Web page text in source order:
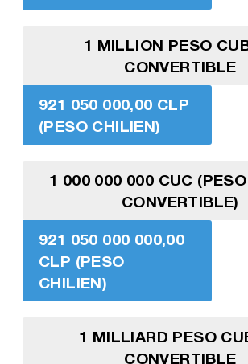
1 MILLION PESO
CONVERTIBLE
921 050 000,00 CLP
(PESO CHILIEN)
1 000 000 000 CUC
CONVERTIBLE)
921 050 000 000,00
CLP (PESO
CHILIEN)
1 MILLIARD PESO
CONVERTIBLE